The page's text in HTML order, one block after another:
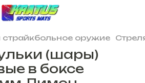
страйкбольное оружие
(шары)
в боксе